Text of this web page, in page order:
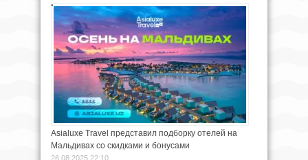
Asialuxe Travel представил подборку отелей на
Мальдивах со скидками и бонусами
26.08.2025 22:10